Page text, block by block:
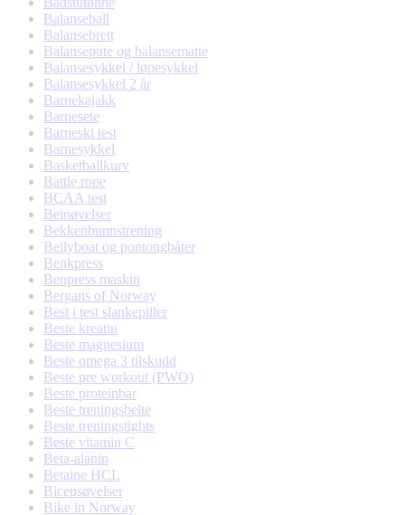
Balanseball
Balansebrett
Balansepute og balansematte
Balansesykkel / løpesykkel
Balansesykkel 2 år
Barnekajakk
Barnesete
Barneski test
Barnesykkel
Basketballkurv
Battle rope
BCAA test
Beinøvelser
Bekkenbunnstrening
Bellyboat og pontongbåter
Benkpress
Benpress maskin
Bergans of Norway
Best i test slankepiller
Beste kreatin
Beste magnesium
Beste omega 3 tilskudd
Beste pre workout (PWO)
Beste proteinbar
Beste treningsbelte
Beste treningstights
Beste vitamin C
Beta-alanin
Betaine HCL
Bicepsøvelser
Bike in Norway